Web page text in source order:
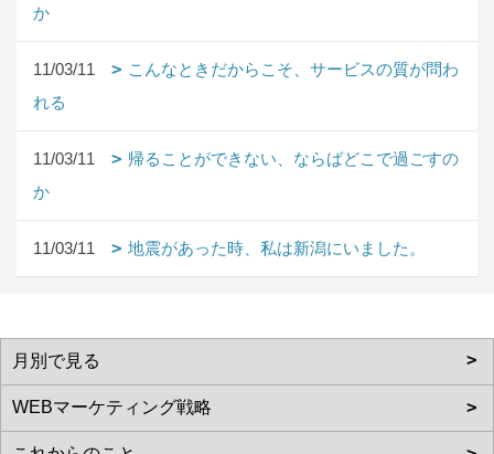
か
11/03/11
こんなときだからこそ、サービスの質が問わ
れる
11/03/11
帰ることができない、ならばどこで過ごすの
か
11/03/11 地震があった時、私は新潟にいました。